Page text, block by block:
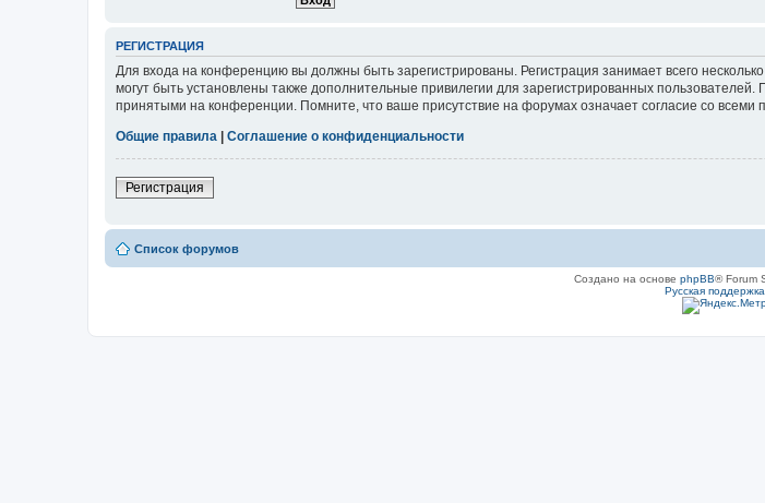
РЕГИСТРАЦИЯ
Для входа на конференцию вы должны быть зарегистрированы. Регистрация занимает всего
могут быть установлены также дополнительные привилегии для зарегистрированных
принятыми на конференции. Помните, что ваше присутствие на форумах означает согласие со всеми
Общие правила
Соглашение о конфиденциальности
Регистрация
Список форумов
Создано на основе phpBB® Forum
Русская